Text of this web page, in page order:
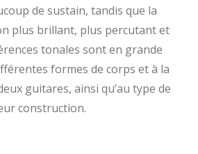
de sustain, tandis que la
plus brillant, plus percutant et
tonales sont en grande
formes de corps et à la
guitares, ainsi qu’au type de
construction.